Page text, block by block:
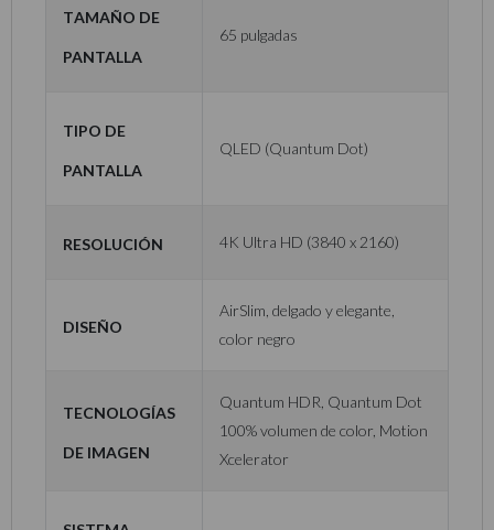
Tamaño de
pantalla
65 pulgadas
Tipo de
pantalla
QLED (Quantum Dot)
Resolución 4K Ultra HD (3840 x 2160)
Diseño
AirSlim, delgado y elegante,
color negro
Tecnologías
de imagen
Quantum HDR, Quantum Dot
100% volumen de color, Motion
Xcelerator